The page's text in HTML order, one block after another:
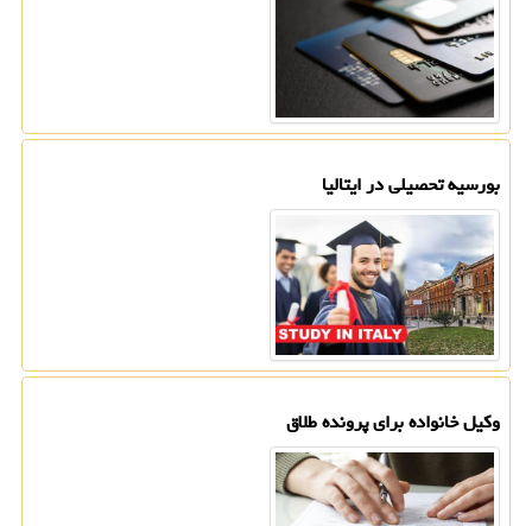
بورسیه تحصیلی در ایتالیا
وكیل خانواده برای پرونده طلاق